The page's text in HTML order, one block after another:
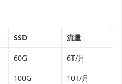
SSD 流量
60G 6T/月
100G 10T/月